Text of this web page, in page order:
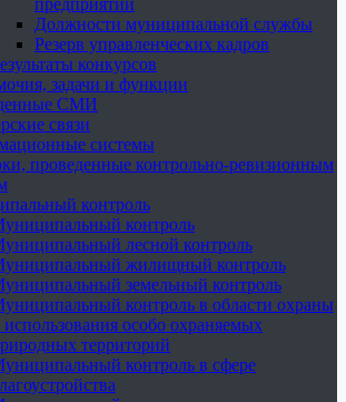
предприятий
Должности муниципальной службы
Резерв управленческих кадров
конкурсов
задачи и функции
СМИ
связи
системы
проведенные контрольно-ревизионным
контроль
контроль
лесной контроль
жилищный контроль
земельный контроль
контроль в области охраны
использования особо охраняемых
территорий
контроль в сфере